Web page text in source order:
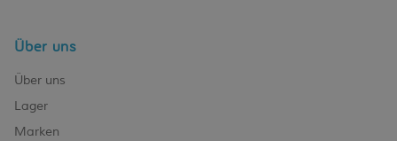
Über uns
Über uns
Lager
Marken